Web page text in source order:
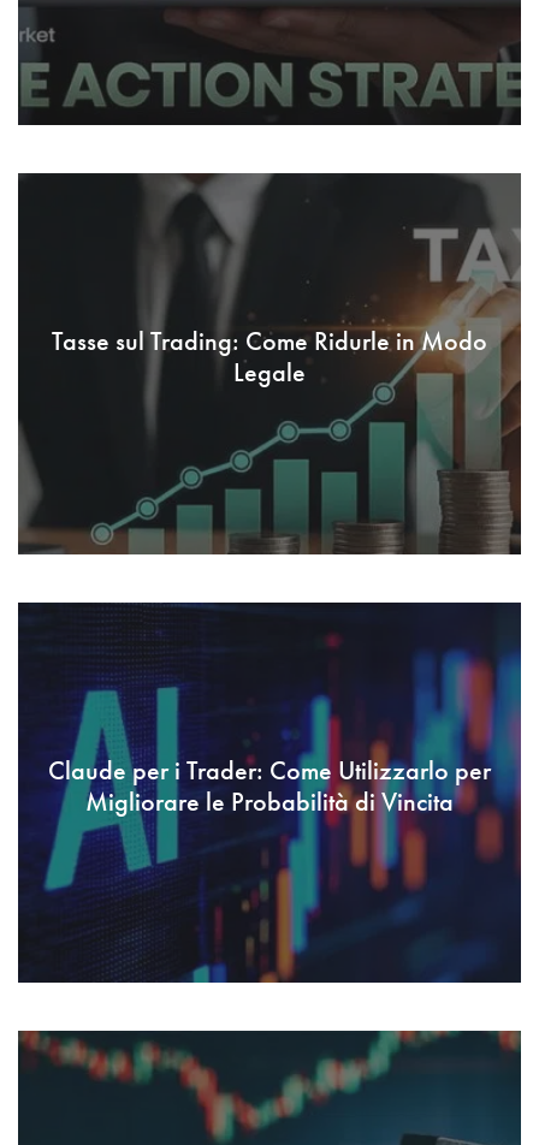
Tasse sul Trading: Come Ridurle in Modo
Legale
Claude per i Trader: Come Utilizzarlo per
Migliorare le Probabilità di Vincita